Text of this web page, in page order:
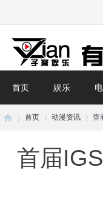
首页 娱乐
首页
›
动漫资讯 查
首届